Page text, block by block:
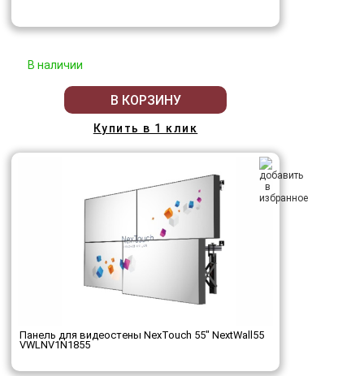
В наличии
В КОРЗИНУ
Купить в 1 клик
Панель для видеостены NexTouch 55" NextWall55
VWLNV1N1855